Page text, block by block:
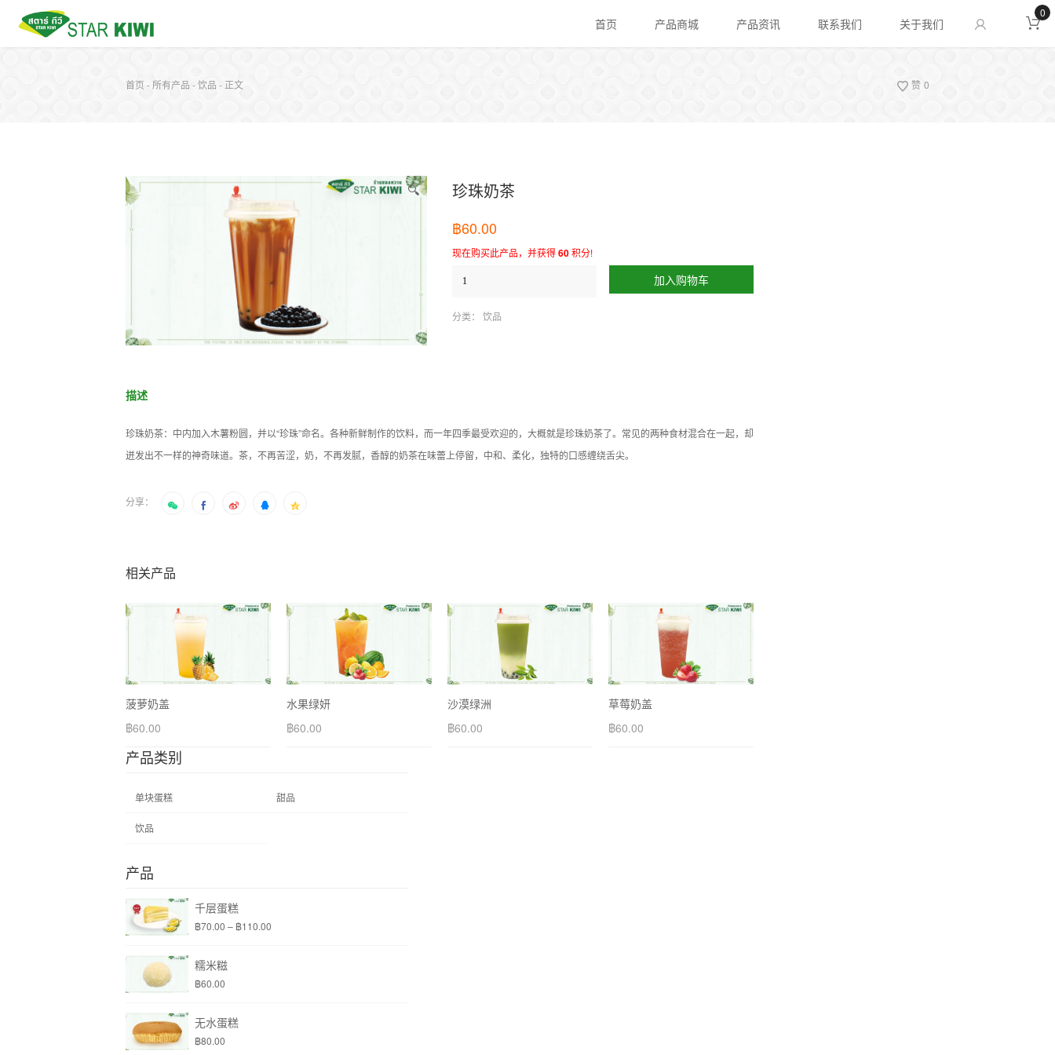
首页 产品商城 产品资讯 联系我们 关于我们
首页 - 所有产品 -饮品 - 正文 赞 0
🔍 珍珠奶茶
฿60.00
现在购买此产品，并获得60积分!
加入购物车
分类： 饮品
描述
珍珠奶茶：中内加入木薯粉圆，并以“珍珠”命名。各种新鲜制作的饮料，而一年四季最受欢迎的，大概就是珍珠奶茶了。常见的两种食材混合在一起，却
迸发出不一样的神奇味道。茶，不再苦涩，奶，不再发腻，香醇的奶茶在味蕾上停留，中和、柔化，独特的口感缠绕舌尖。
分享：
相关产品
菠萝奶盖
฿60.00
水果绿妍
฿60.00
沙漠绿洲
฿60.00
草莓奶盖
฿60.00
产品类别
单块蛋糕 甜品
饮品
产品
千层蛋糕
฿70.00 – ฿110.00
糯米糍
฿60.00
无水蛋糕
฿80.00
0